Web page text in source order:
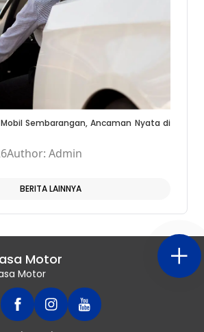
Sembarangan, Ancaman Nyata di
Author: Admin
BERITA LAINNYA
Motor
Motor